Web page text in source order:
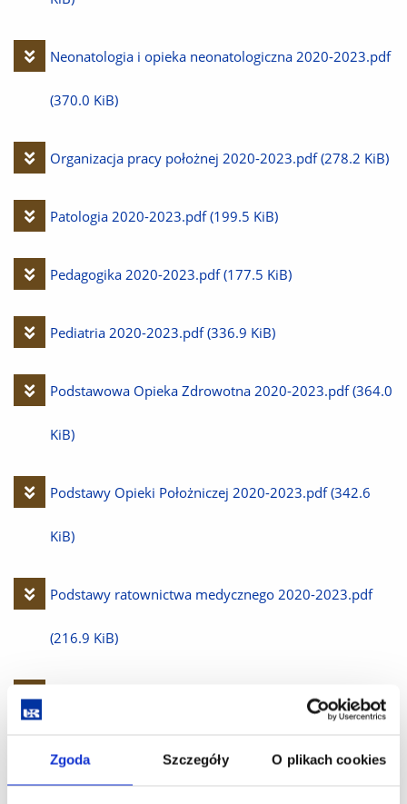
Zgoda Szczegóły O plikach cookies
Pobierz
plik
Neonatologia i opieka neonatologiczna 2020-2023.pdf
(370.0 KiB)
Pobierz
Organizacja pracy położnej 2020-2023.pdf (278.2 KiB)
Pobierz
Patologia 2020-2023.pdf (199.5 KiB)
Pobierz
Pedagogika 2020-2023.pdf (177.5 KiB)
Pobierz
Pediatria 2020-2023.pdf (336.9 KiB)
Pobierz
plik
Podstawowa Opieka Zdrowotna 2020-2023.pdf (364.0
KiB)
Pobierz
plik
Podstawy Opieki Położniczej 2020-2023.pdf (342.6
KiB)
Pobierz
plik
Podstawy ratownictwa medycznego 2020-2023.pdf
(216.9 KiB)
Położnictwo i opieka położnicza 2020-2023.pdf (338.8